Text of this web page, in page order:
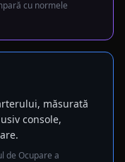
cu normele
măsurată
console,
de Ocupare a